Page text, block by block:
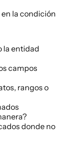
la condición
la entidad
campos
rangos o
donde no